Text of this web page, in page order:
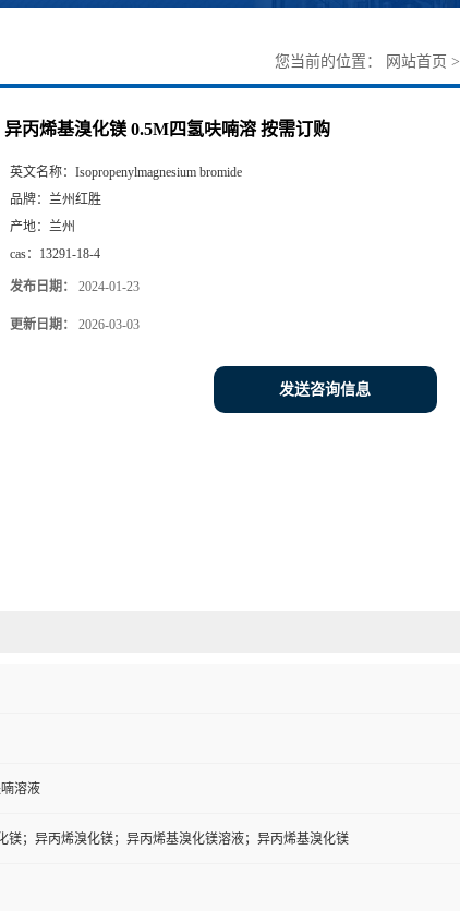
您当前的位置： 网站首页 >
异丙烯基溴化镁 0.5M四氢呋喃溶 按需订购
英文名称： Isopropenylmagnesium bromide
品牌： 兰州红胜
产地： 兰州
cas： 13291-18-4
发布日期： 2024-01-23
更新日期： 2026-03-03
发送咨询信息
溶液
镁；异丙烯溴化镁；异丙烯基溴化镁溶液；异丙烯基溴化镁